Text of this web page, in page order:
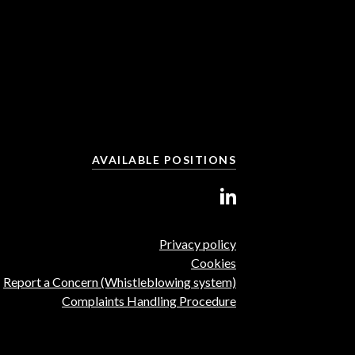
AVAILABLE POSITIONS
Privacy policy
Cookies
Report a Concern (Whistleblowing system)
Complaints Handling Procedure